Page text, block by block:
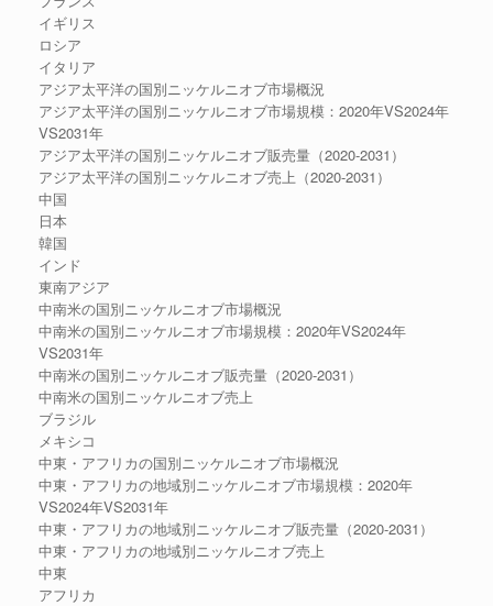
イギリス
ロシア
イタリア
アジア太平洋の国別ニッケルニオブ市場概況
アジア太平洋の国別ニッケルニオブ市場規模：2020年VS2024年
VS2031年
アジア太平洋の国別ニッケルニオブ販売量（2020-2031）
アジア太平洋の国別ニッケルニオブ売上（2020-2031）
中国
日本
韓国
インド
東南アジア
中南米の国別ニッケルニオブ市場概況
中南米の国別ニッケルニオブ市場規模：2020年VS2024年
VS2031年
中南米の国別ニッケルニオブ販売量（2020-2031）
中南米の国別ニッケルニオブ売上
ブラジル
メキシコ
中東・アフリカの国別ニッケルニオブ市場概況
中東・アフリカの地域別ニッケルニオブ市場規模：2020年
VS2024年VS2031年
中東・アフリカの地域別ニッケルニオブ販売量（2020-2031）
中東・アフリカの地域別ニッケルニオブ売上
中東
アフリカ